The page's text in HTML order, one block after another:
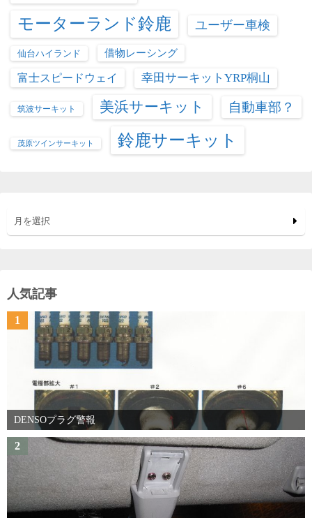
モーターランド鈴鹿 ユーザー車検
仙台ハイランド 借物レーシング
富士スピードウェイ 幸田サーキットYRP桐山
筑波サーキット 美浜サーキット 自動車部？
茂原ツインサーキット 鈴鹿サーキット
月を選択
人気記事
1
DENSOプラグ警報
2